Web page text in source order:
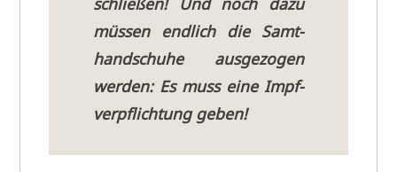
müs­sen end­lich die Samt­
hand­schu­he aus­ge­zo­gen
wer­den: Es muss eine Impf­
ver­pflich­tung geben!